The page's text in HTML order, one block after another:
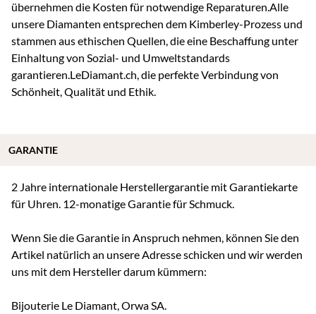
übernehmen die Kosten für notwendige Reparaturen.Alle
unsere Diamanten entsprechen dem Kimberley-Prozess und
stammen aus ethischen Quellen, die eine Beschaffung unter
Einhaltung von Sozial- und Umweltstandards
garantieren.LeDiamant.ch, die perfekte Verbindung von
Schönheit, Qualität und Ethik.
2 Jahre internationale Herstellergarantie mit Garantiekarte
für Uhren. 12-monatige Garantie für Schmuck.
Wenn Sie die Garantie in Anspruch nehmen, können Sie den
Artikel natürlich an unsere Adresse schicken und wir werden
uns mit dem Hersteller darum kümmern:
Bijouterie Le Diamant, Orwa SA.
GARANTIE